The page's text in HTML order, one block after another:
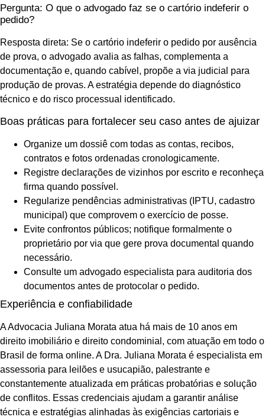
Pergunta: O que o advogado faz se o cartório indeferir o
pedido?
Resposta direta: Se o cartório indeferir o pedido por ausência
de prova, o advogado avalia as falhas, complementa a
documentação e, quando cabível, propõe a via judicial para
produção de provas. A estratégia depende do diagnóstico
técnico e do risco processual identificado.
Boas práticas para fortalecer seu caso antes de ajuizar
Organize um dossiê com todas as contas, recibos,
contratos e fotos ordenadas cronologicamente.
Registre declarações de vizinhos por escrito e reconheça
firma quando possível.
Regularize pendências administrativas (IPTU, cadastro
municipal) que comprovem o exercício de posse.
Evite confrontos públicos; notifique formalmente o
proprietário por via que gere prova documental quando
necessário.
Consulte um advogado especialista para auditoria dos
documentos antes de protocolar o pedido.
Experiência e confiabilidade
A Advocacia Juliana Morata atua há mais de 10 anos em
direito imobiliário e direito condominial, com atuação em todo o
Brasil de forma online. A Dra. Juliana Morata é especialista em
assessoria para leilões e usucapião, palestrante e
constantemente atualizada em práticas probatórias e solução
de conflitos. Essas credenciais ajudam a garantir análise
técnica e estratégias alinhadas às exigências cartoriais e